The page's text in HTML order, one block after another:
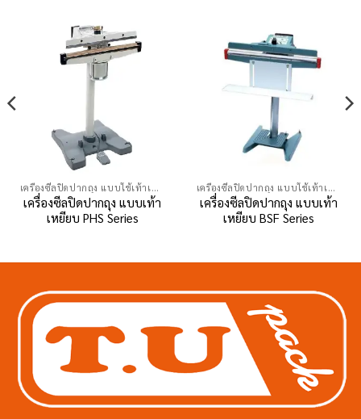
เครื่องซีลปิดปากถุง แบบใช้เท้าเหยียบ
เครื่องซีลปิดปากถุง แบบเท้า
เหยียบ PHS Series
เครื่องซีลปิดปากถุง แบบใช้เท้าเหยียบ
เครื่องซีลปิดปากถุง แบบเท้า
เหยียบ BSF Series